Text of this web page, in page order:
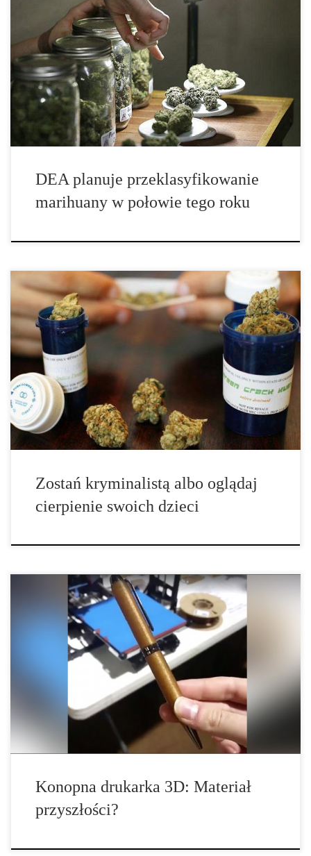
DEA (The Drug Enforcement Administration) planuje
zadecydować, czy marihuana powinna być przeklasyfikowana na
mocy prawa federalnego w „pierwszej połowie 2016,” podała
agencja w liście do senatorów. DEA, odpowiadając na list od
senator Elizabeth Warren (D-Mass.) oraz siedmiu innych
senatorów, wzywając […]
DEA planuje przeklasyfikowanie
marihuany w połowie tego roku
Zdesperowani rodzice, chcący pomóc swoim poważnie chorym
dzieciom odeszli we wtorkowy wieczór źli i ze łzami w oczach po
tym, jak prawodawcy w Nebrasce nie zaakceptowali ustawy, która
miała na celu zalegalizowanie medycznej marihuany. „Uczyliśmy
nasze dzieci, aby znały swoją […]
Zostań kryminalistą albo oglądaj
cierpienie swoich dzieci
Teraz konopie są wykorzystywane do budowania wszystkiego – od
części samochodowych po baterie, co mogłoby ułatwić zrobienie
tego jako materiał budowlany? Konopna drukarka 3D oczywiście!
Na rynku jest już przedsiębiorstwo, które zbudowało ogromną
drukarkę 3D służącą do konstruowania całych domów […]
Konopna drukarka 3D: Materiał
przyszłości?